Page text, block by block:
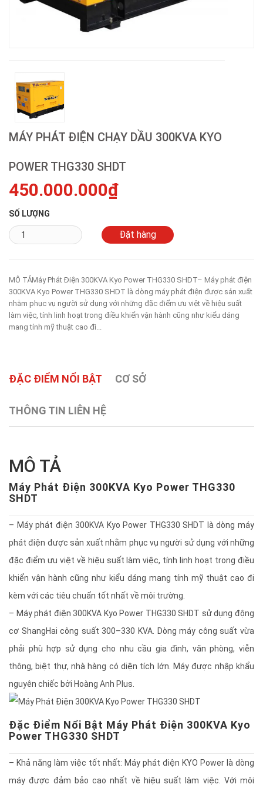
MÁY PHÁT ĐIỆN CHẠY DẦU 300KVA KYO
POWER THG330 SHDT
450.000.000₫
SỐ LƯỢNG
MÔ TẢMáy Phát Điện 300KVA Kyo Power THG330 SHDT– Máy phát điện
300KVA Kyo Power THG330 SHDT là dòng máy phát điện được sản xuất
nhằm phục vụ người sử dụng với những đặc điểm ưu việt về hiệu suất
làm việc, tính linh hoạt trong điều khiển vận hành cũng như kiểu dáng
mang tính mỹ thuật cao đi...
ĐẶC ĐIỂM NỔI BẬT CƠ SỞ
THÔNG TIN LIÊN HỆ
MÔ TẢ
Máy Phát Điện 300KVA Kyo Power THG330
SHDT
– Máy phát điện 300KVA Kyo Power THG330 SHDT là dòng máy
phát điện được sản xuất nhằm phục vụ người sử dụng với những
đặc điểm ưu việt về hiệu suất làm việc, tính linh hoạt trong điều
khiển vận hành cũng như kiểu dáng mang tính mỹ thuật cao đi
kèm với các tiêu chuẩn tốt nhất về môi trường.
– Máy phát điện 300KVA Kyo Power THG330 SHDT sử dụng động
cơ ShangHai công suất 300–330 KVA. Dòng máy công suất vừa
phải phù hợp sử dụng cho nhu cầu gia đình, văn phòng, viễn
thông, biệt thự, nhà hàng có diện tích lớn. Máy được nhập khẩu
nguyên chiếc bởi Hoàng Anh Plus.
Đặc Điểm Nổi Bật Máy Phát Điện 300KVA Kyo
Power THG330 SHDT
– Khả năng làm việc tốt nhất: Máy phát điện KYO Power là dòng
máy được đảm bảo cao nhất về hiệu suất làm việc. Với môi